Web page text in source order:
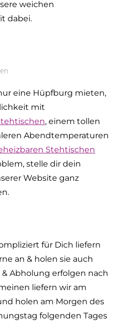
weichen
dabei.
eine Hüpfburg mieten,
mit
, einem tollen
Abendtemperaturen
Stehtischen
stelle dir dein
Website ganz
für Dich liefern
an & holen sie auch
Abholung erfolgen nach
liefern wir am
holen am Morgen des
folgenden Tages